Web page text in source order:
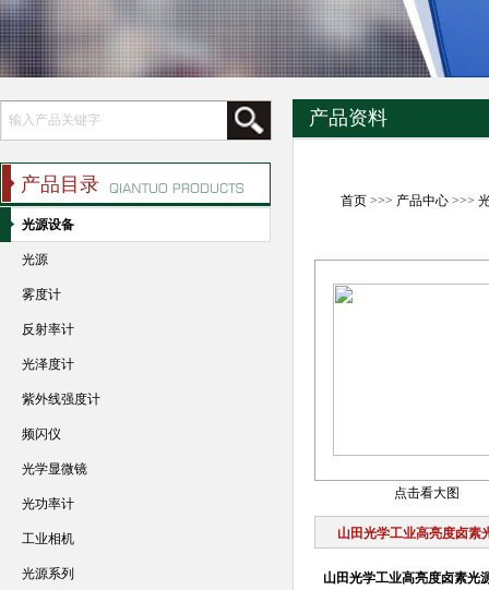
产品资料
首页>>> 产品中心>>>
点击看大图
山田光学工业高亮度卤素
山田光学工业高亮度卤素光
产品目录
光源设备
光源
雾度计
反射率计
光泽度计
紫外线强度计
频闪仪
光学显微镜
光功率计
工业相机
光源系列